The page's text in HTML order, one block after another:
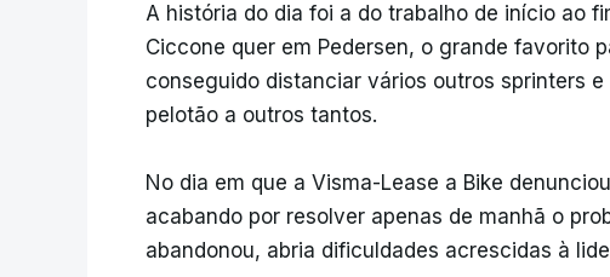
A história do dia foi a do trabalho de início ao
Ciccone quer em Pedersen, o grande favorito
conseguido distanciar vários outros sprinters
pelotão a outros tantos.
No dia em que a Visma-Lease a Bike
acabando por resolver apenas de manhã o
abandonou, abria dificuldades acrescidas à